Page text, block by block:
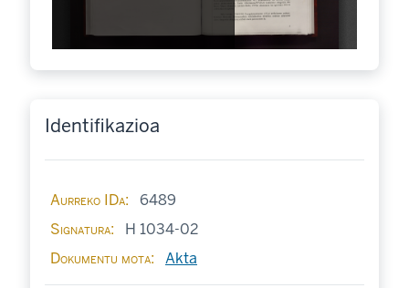
Identifikazioa
Aurreko IDa
6489
Signatura
H 1034-02
Dokumentu mota
Akta